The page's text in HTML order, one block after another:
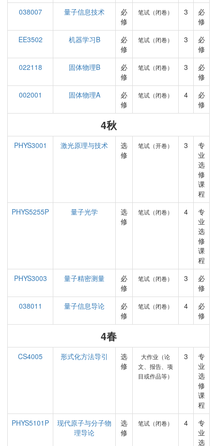
038007 量子信息技术
必
修
笔试（闭卷） 3
必
修
EE3502
机器学习B
必
修
笔试（闭卷） 3
必
修
022118
固体物理B
必
修
笔试（闭卷） 3
必
修
002001
固体物理A
必
修
笔试（闭卷） 4
必
修
4秋
PHYS3001 激光原理与技术
选
修
笔试（开卷） 3
专
业
选
修
课
程
PHYS5255P
量子光学
选
修
笔试（闭卷） 4
专
业
选
修
课
程
PHYS3003
量子精密测量
必
修
笔试（闭卷） 3
必
修
038011
量子信息导论
必
修
笔试（闭卷） 4
必
修
4春
CS4005 形式化方法导引
选
修
大作业（论
文、报告、项
目或作品等）
3
专
业
选
修
课
程
PHYS5101P
现代原子与分子物
理导论
选
修
笔试（闭卷） 4
专
业
选